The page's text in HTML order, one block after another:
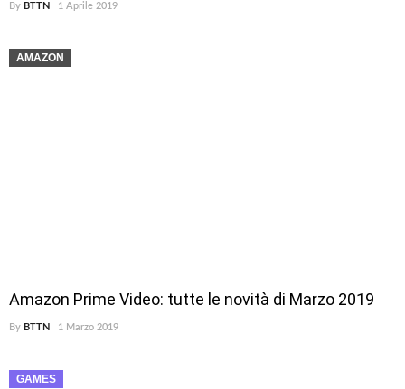
By BTTN 1 Aprile 2019
AMAZON
Amazon Prime Video: tutte le novità di Marzo 2019
By BTTN 1 Marzo 2019
GAMES